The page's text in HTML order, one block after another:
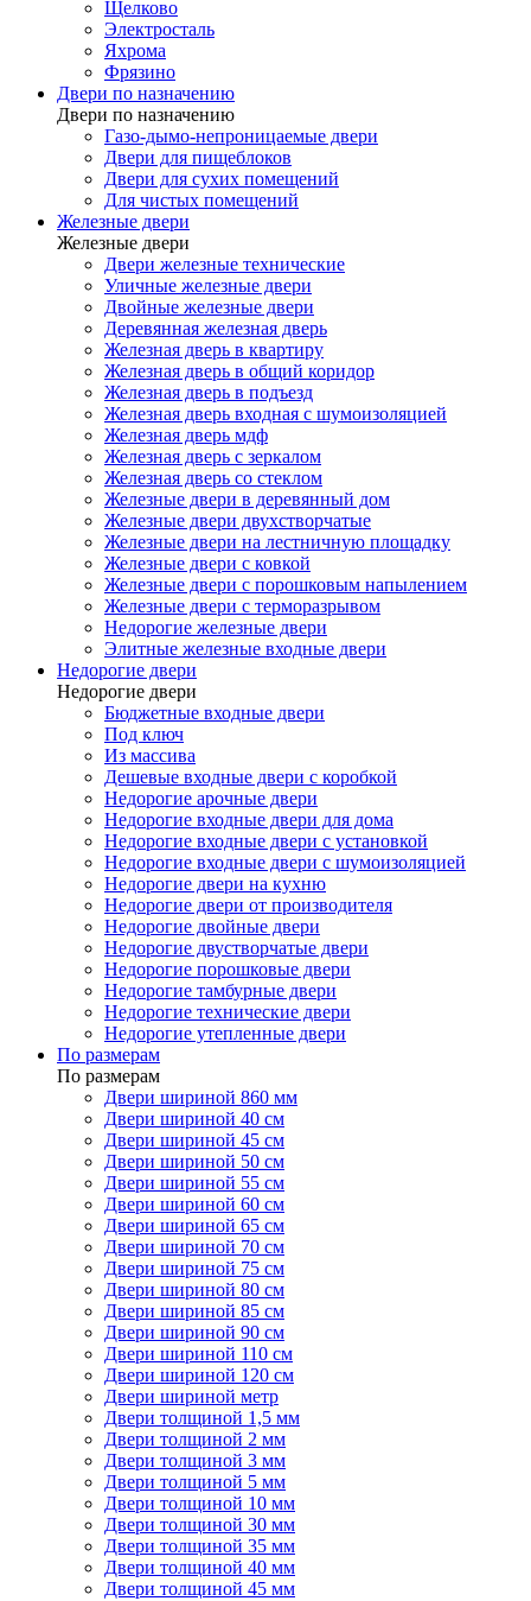
Щелково
Электросталь
Яхрома
Фрязино
Двери по назначению
Двери по назначению
Газо-дымо-непроницаемые двери
Двери для пищеблоков
Двери для сухих помещений
Для чистых помещений
Железные двери
Железные двери
Двери железные технические
Уличные железные двери
Двойные железные двери
Деревянная железная дверь
Железная дверь в квартиру
Железная дверь в общий коридор
Железная дверь в подъезд
Железная дверь входная с шумоизоляцией
Железная дверь мдф
Железная дверь с зеркалом
Железная дверь со стеклом
Железные двери в деревянный дом
Железные двери двухстворчатые
Железные двери на лестничную площадку
Железные двери с ковкой
Железные двери с порошковым напылением
Железные двери с терморазрывом
Недорогие железные двери
Элитные железные входные двери
Недорогие двери
Недорогие двери
Бюджетные входные двери
Под ключ
Из массива
Дешевые входные двери с коробкой
Недорогие арочные двери
Недорогие входные двери для дома
Недорогие входные двери с установкой
Недорогие входные двери с шумоизоляцией
Недорогие двери на кухню
Недорогие двери от производителя
Недорогие двойные двери
Недорогие двустворчатые двери
Недорогие порошковые двери
Недорогие тамбурные двери
Недорогие технические двери
Недорогие утепленные двери
По размерам
По размерам
Двери шириной 860 мм
Двери шириной 40 см
Двери шириной 45 см
Двери шириной 50 см
Двери шириной 55 см
Двери шириной 60 см
Двери шириной 65 см
Двери шириной 70 см
Двери шириной 75 см
Двери шириной 80 см
Двери шириной 85 см
Двери шириной 90 см
Двери шириной 110 см
Двери шириной 120 см
Двери шириной метр
Двери толщиной 1,5 мм
Двери толщиной 2 мм
Двери толщиной 3 мм
Двери толщиной 5 мм
Двери толщиной 10 мм
Двери толщиной 30 мм
Двери толщиной 35 мм
Двери толщиной 40 мм
Двери толщиной 45 мм